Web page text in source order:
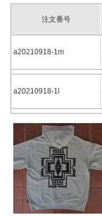
注文番号
a20210918-1m
a20210918-1l